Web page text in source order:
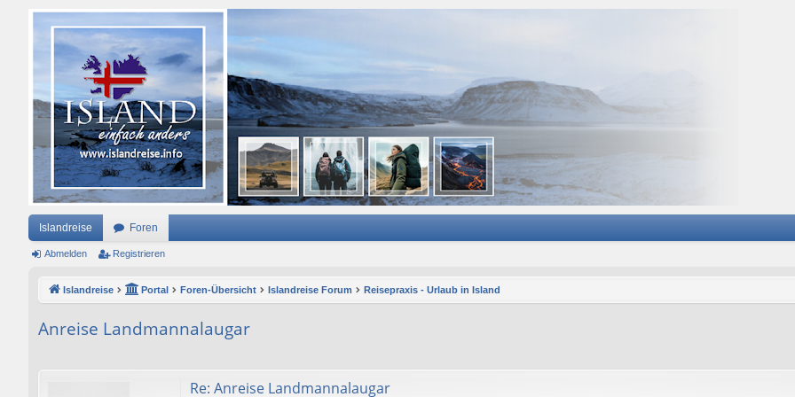
Islandreise Foren
Abmelden Registrieren
Islandreise Portal Foren-Übersicht Islandreise Forum Reisepraxis - Urlaub in Island
Anreise Landmannalaugar
Re: Anreise Landmannalaugar